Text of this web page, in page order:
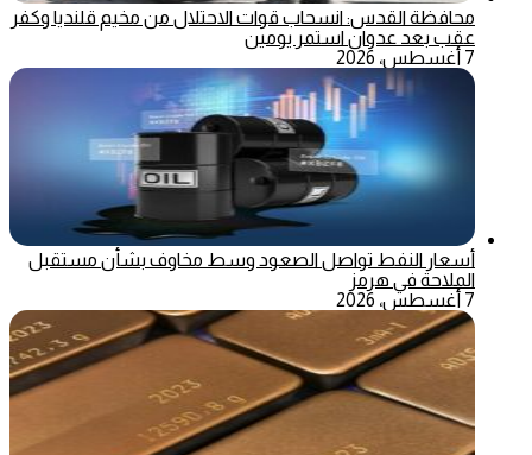
محافظة القدس: انسحاب قوات الاحتلال من مخيم قلنديا وكفر
عقب بعد عدوان استمر يومين
7 أغسطس، 2026
أسعار النفط تواصل الصعود وسط مخاوف بشأن مستقبل
الملاحة في هرمز
7 أغسطس، 2026